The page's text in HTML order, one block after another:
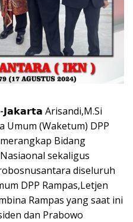
Arisandi,M.Si
Umum (Waketum) DPP
Bidang
sekaligus
diseluruh
DPP Rampas,Letjen
Rampas yang saat ini
dan Prabowo